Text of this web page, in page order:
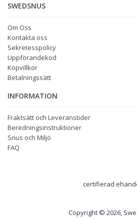
SWEDSNUS
Om Oss
Kontakta oss
Sekretesspolicy
Uppförandekod
Köpvillkor
Betalningssätt
INFORMATION
Fraktsätt och Leveranstider
Beredningsinstruktioner
Snus och Miljö
FAQ
certifierad
Copyright © 2026,